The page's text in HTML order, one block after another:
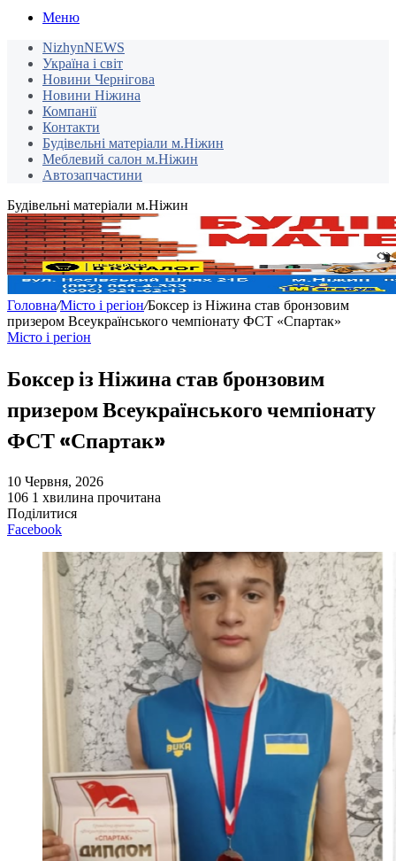
Меню
NizhynNEWS
Україна і світ
Новини Чернігова
Новини Ніжина
Компанії
Контакти
Будівельні матеріали м.Ніжин
Меблевий салон м.Ніжин
Автозапчастини
Будівельні матеріали м.Ніжин
Головна/Місто і регіон/Боксер із Ніжина став бронзовим
призером Всеукраїнського чемпіонату ФСТ «Спартак»
Місто і регіон
Боксер із Ніжина став бронзовим
призером Всеукраїнського чемпіонату
ФСТ «Спартак»
10 Червня, 2026
106 1 хвилина прочитана
Поділитися
Facebook